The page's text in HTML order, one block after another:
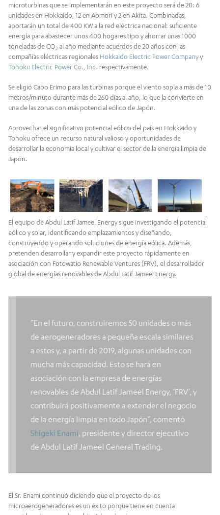
microturbinas que se implementarán en este proyecto será de 20: 6
unidades en Hokkaido, 12 en Aomori y 2 en Akita. Combinadas,
aportarán un total de 400 KW a la red eléctrica nacional: suficiente
energía para abastecer unos 400 hogares tipo y ahorrar unas 1000
toneladas de CO2 al año mediante acuerdos de 20 años con las
compañías eléctricas regionales Hokkaido Electric Power Companyy
Tohoku Electric Power Co., Inc. respectivamente.
Se eligió Cabo Erimo para las turbinas porque el viento sopla a más de 10
metros/minuto durante más de 260 días al año, lo que la convierte en
una de las zonas con más potencial eólico de Japón.
Aprovechar el significativo potencial eólico del país en Hokkaido y
Tohoku ofrece un recurso natural valioso y oportunidades de
desarrollar la economía local y cultivar el sector de la energía limpia de
Japón.
El equipo de Abdul Latif Jameel Energy sigue investigando el potencial
eólico y solar, identificando emplazamientos y diseñando,
construyendo y operando soluciones de energía eólica. Además,
pretenden desarrollar y expandir este proyecto rápidamente en
asociación con Fotowatio Renewable Ventures (FRV), el desarrollador
global de energías renovables de Abdul Latif Jameel Energy.
“En el futuro, construiremos 50 unidades o más
de aerogeneradores a pequeña escala similares
a estos y, a partir de 2019, algunas unidades con
mucha más capacidad. Esto se hará en
asociación con la empresa de energías
renovables de Abdul Latif Jameel Energy, ‘FRV’, y
contribuirá positivamente a extender el negocio
de la energía limpia en todo Japón”, comentó
Shigeki Enami, presidente y director ejecutivo
de Abdul Latif Jameel General Trading.
El Sr. Enami continuó diciendo que el proyecto de los
microaerogeneradores es un éxito porque tiene en cuenta